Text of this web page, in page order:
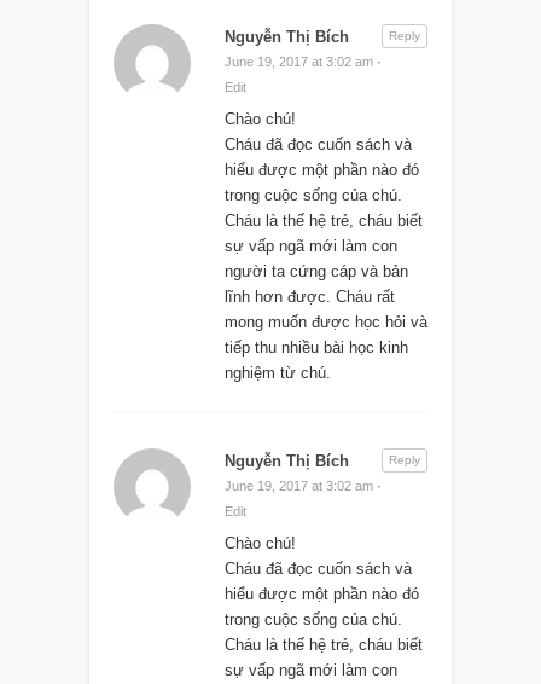
Nguyễn Thị Bích
June 19, 2017 at 3:02 am ·
Edit
Chào chú!
Cháu đã đọc cuốn sách và
hiểu được một phần nào đó
trong cuộc sống của chú.
Cháu là thế hệ trẻ, cháu biết
sự vấp ngã mới làm con
người ta cứng cáp và bản
lĩnh hơn được. Cháu rất
mong muốn được học hỏi và
tiếp thu nhiều bài học kinh
nghiệm từ chú.
Reply
Nguyễn Thị Bích
June 19, 2017 at 3:02 am ·
Edit
Chào chú!
Cháu đã đọc cuốn sách và
hiểu được một phần nào đó
trong cuộc sống của chú.
Cháu là thế hệ trẻ, cháu biết
sự vấp ngã mới làm con
Reply